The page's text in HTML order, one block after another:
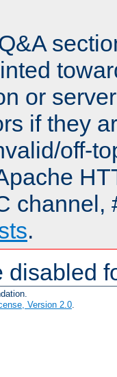
or
if they
off-
channel,
.
disabled
Version 2.0